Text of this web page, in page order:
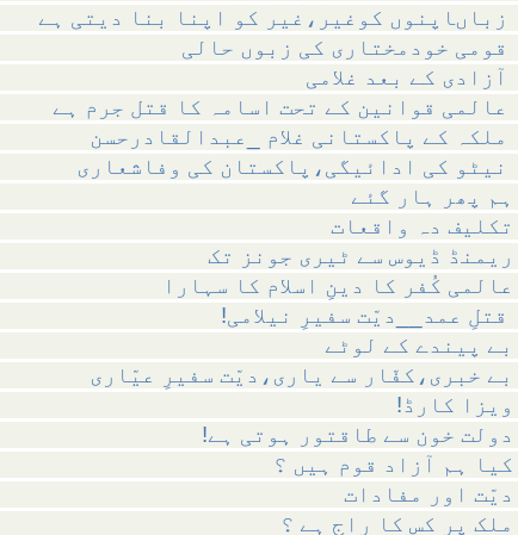
ہم پھر ہار گئے
تکلیف دہ واقعات
ریمنڈ ڈیوس سے ٹیری جونز تک
عالمی کُفر کا دینِ اسلام کا سہارا
بے پیندے کے لوٹے
بے خبری،کفّار سے یاری،دیّت سفیرِ عیّاری
!ویزا کارڈ
!دولت خون سے طاقتور ہوتی ہے
کیا ہم آزاد قوم ہیں ؟
دیّت اور مفادات
ملک پر کس کا راج ہے ؟